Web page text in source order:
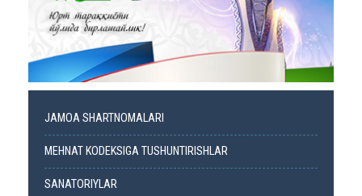
JAMOA SHARTNOMALARI
MEHNAT KODEKSIGA TUSHUNTIRISHLAR
SANATORIYLAR